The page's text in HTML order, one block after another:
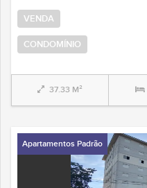
VENDA
CONDOMÍNIO
37.33 M²
Apartamentos Padrão